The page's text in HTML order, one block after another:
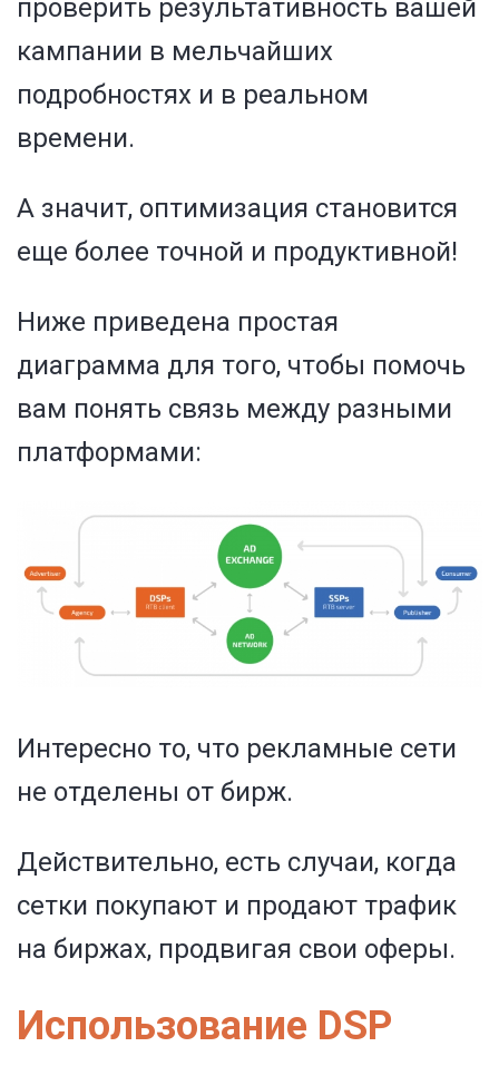
проверить результативность вашей
кампании в мельчайших
подробностях и в реальном
времени.
А значит, оптимизация становится
еще более точной и продуктивной!
Ниже приведена простая
диаграмма для того, чтобы помочь
вам понять связь между разными
платформами:
Интересно то, что рекламные сети
не отделены от бирж.
Действительно, есть случаи, когда
сетки покупают и продают трафик
на биржах, продвигая свои оферы.
Использование DSP